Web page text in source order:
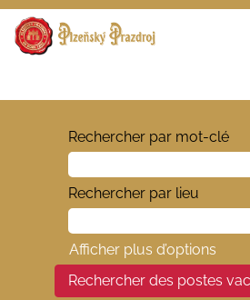
Rechercher par mot-clé
Rechercher par lieu
Afficher plus d’options